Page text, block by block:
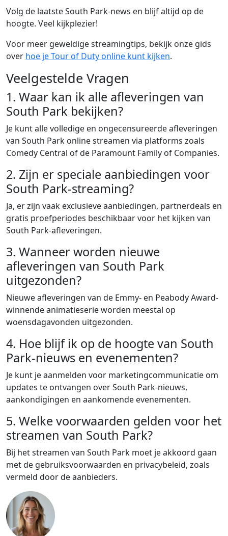
Volg de laatste South Park-news en blijf altijd op de
hoogte. Veel kijkplezier!
Voor meer geweldige streamingtips, bekijk onze gids
over hoe je Tour of Duty online kunt kijken.
Veelgestelde Vragen
1. Waar kan ik alle afleveringen van
South Park bekijken?
Je kunt alle volledige en ongecensureerde afleveringen
van South Park online streamen via platforms zoals
Comedy Central of de Paramount Family of Companies.
2. Zijn er speciale aanbiedingen voor
South Park-streaming?
Ja, er zijn vaak exclusieve aanbiedingen, partnerdeals en
gratis proefperiodes beschikbaar voor het kijken van
South Park-afleveringen.
3. Wanneer worden nieuwe
afleveringen van South Park
uitgezonden?
Nieuwe afleveringen van de Emmy- en Peabody Award-
winnende animatieserie worden meestal op
woensdagavonden uitgezonden.
4. Hoe blijf ik op de hoogte van South
Park-nieuws en evenementen?
Je kunt je aanmelden voor marketingcommunicatie om
updates te ontvangen over South Park-nieuws,
aankondigingen en aankomende evenementen.
5. Welke voorwaarden gelden voor het
streamen van South Park?
Bij het streamen van South Park moet je akkoord gaan
met de gebruiksvoorwaarden en privacybeleid, zoals
vermeld door de aanbieders.